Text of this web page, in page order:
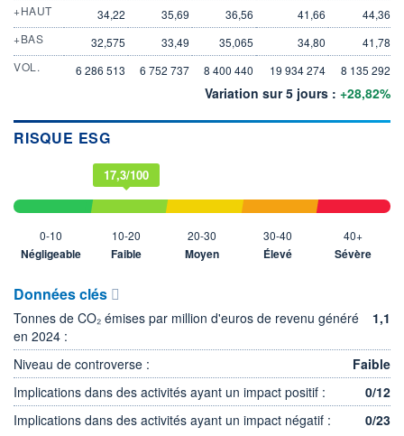
+HAUT
34,22 35,69 36,56 41,66
44,36
+BAS
32,575 33,49 35,065 34,80
41,78
VOL.
6 286 513 6 752 737 8 400 440 19 934 274 8 135 292
Variation sur 5 jours : +28,82%
RISQUE ESG
0-10
Négligeable
17,3/100
10-20
Faible
20-30
Moyen
30-40
Élevé
40+
Sévère
Données clés
Tonnes de CO₂ émises par million d'euros de revenu généré
en 2024 :
1,1
Niveau de controverse :
Faible
Implications dans des activités ayant un impact positif :
0/12
Implications dans des activités ayant un impact négatif :
0/23